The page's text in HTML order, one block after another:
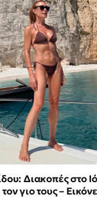
Διακοπές στο
γιο τους –